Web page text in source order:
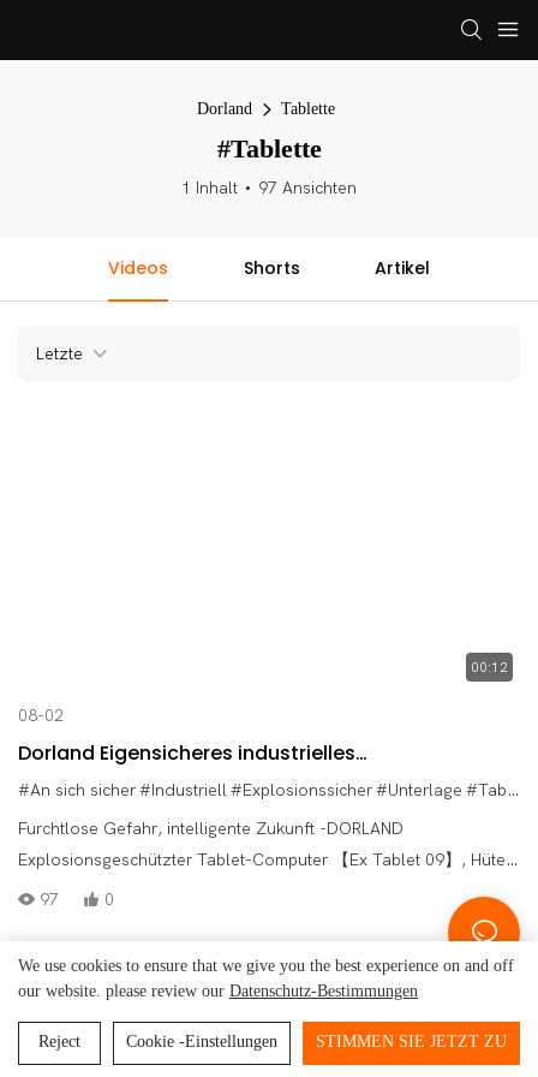
Dorland Tablette
#Tablette
1 Inhalt 97 Ansichten
Videos Shorts Artikel
Letzte
00:12
08-02
Dorland Eigensicheres industrielles
explosionsgeschütztes Pad Ex Tablet 09
#An sich sicher#Industriell#Explosionssicher#Unterlage #Tablette
Furchtlose Gefahr, intelligente Zukunft -DORLAND
Explosionsgeschützter Tablet-Computer 【Ex Tablet 09】, Hüter
der Arbeitssicherheit!
97 0
Copyright © 2026 Beijing Dorland System Control Technology Co.,
Ltd. - www.dorland-ex.com|Sitemap |
We use cookies to ensure that we give you the best experience on and off
our website. please review our Datenschutz-Bestimmungen
Reject Cookie -Einstellungen STIMMEN SIE JETZT ZU